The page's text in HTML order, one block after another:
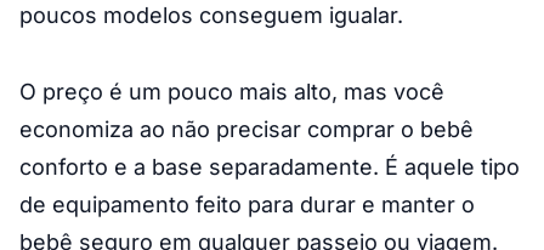
poucos modelos conseguem igualar.
O preço é um pouco mais alto, mas você
economiza ao não precisar comprar o bebê
conforto e a base separadamente. É aquele tipo
de equipamento feito para durar e manter o
bebê seguro em qualquer passeio ou viagem.